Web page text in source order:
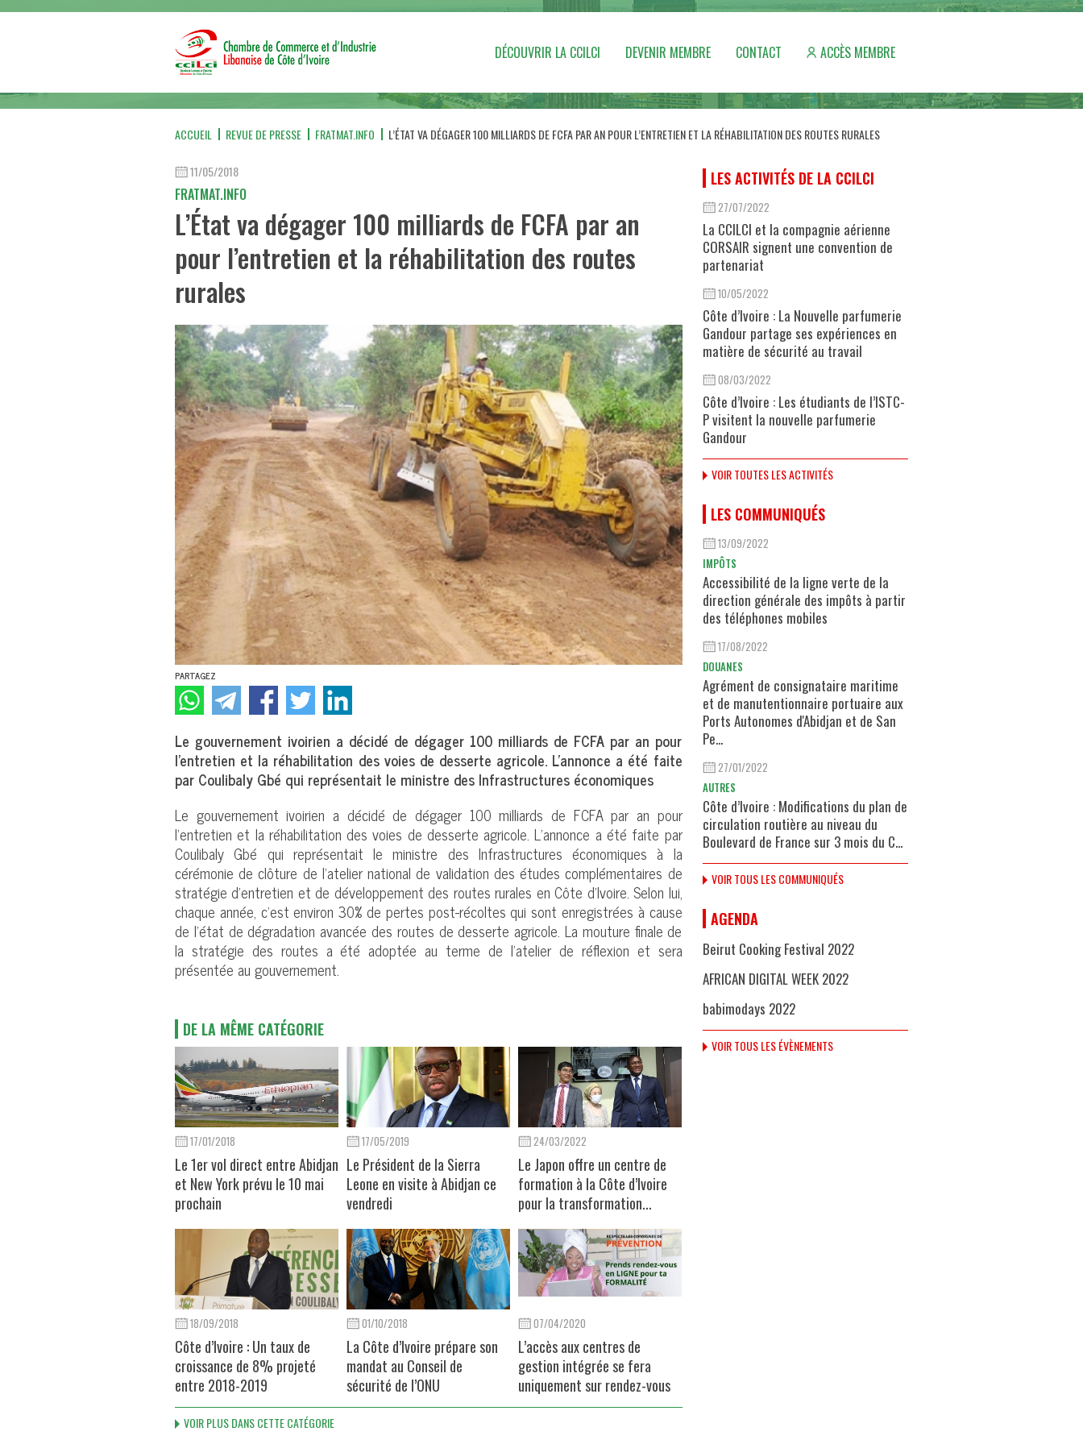
DÉCOUVRIR LA CCILCI DEVENIR MEMBRE CONTACT ACCÈS MEMBRE
ACCUEIL REVUE DE PRESSE FRATMAT.INFO L’ÉTAT VA DÉGAGER 100 MILLIARDS DE FCFA PAR AN POUR L’ENTRETIEN ET LA RÉHABILITATION DES ROUTES RURALES
11/05/2018
FRATMAT.INFO
L’État va dégager 100 milliards de FCFA par an
pour l’entretien et la réhabilitation des routes
rurales
PARTAGEZ
Le gouvernement ivoirien a décidé de dégager 100 milliards de FCFA par an pour
l’entretien et la réhabilitation des voies de desserte agricole. L’annonce a été faite
par Coulibaly Gbé qui représentait le ministre des Infrastructures économiques
Le gouvernement ivoirien a décidé de dégager 100 milliards de FCFA par an pour
l’entretien et la réhabilitation des voies de desserte agricole. L’annonce a été faite par
Coulibaly Gbé qui représentait le ministre des Infrastructures économiques à la
cérémonie de clôture de l’atelier national de validation des études complémentaires de
stratégie d’entretien et de développement des routes rurales en Côte d’Ivoire. Selon lui,
chaque année, c’est environ 30% de pertes post-récoltes qui sont enregistrées à cause
de l’état de dégradation avancée des routes de desserte agricole. La mouture finale de
la stratégie des routes a été adoptée au terme de l’atelier de réflexion et sera
présentée au gouvernement.
DE LA MÊME CATÉGORIE
17/01/2018
Le 1er vol direct entre Abidjan
et New York prévu le 10 mai
prochain
17/05/2019
Le Président de la Sierra
Leone en visite à Abidjan ce
vendredi
24/03/2022
Le Japon offre un centre de
formation à la Côte d’Ivoire
pour la transformation...
18/09/2018
Côte d’Ivoire : Un taux de
croissance de 8% projeté
entre 2018-2019
01/10/2018
La Côte d’Ivoire prépare son
mandat au Conseil de
sécurité de l’ONU
07/04/2020
L’accès aux centres de
gestion intégrée se fera
uniquement sur rendez-vous
VOIR PLUS DANS CETTE CATÉGORIE
LES ACTIVITÉS DE LA CCILCI
27/07/2022
La CCILCI et la compagnie aérienne
CORSAIR signent une convention de
partenariat
10/05/2022
Côte d’Ivoire : La Nouvelle parfumerie
Gandour partage ses expériences en
matière de sécurité au travail
08/03/2022
Côte d’Ivoire : Les étudiants de l’ISTC-
P visitent la nouvelle parfumerie
Gandour
VOIR TOUTES LES ACTIVITÉS
LES COMMUNIQUÉS
13/09/2022
IMPÔTS
Accessibilité de la ligne verte de la
direction générale des impôts à partir
des téléphones mobiles
17/08/2022
DOUANES
Agrément de consignataire maritime
et de manutentionnaire portuaire aux
Ports Autonomes d'Abidjan et de San
Pe...
27/01/2022
AUTRES
Côte d’Ivoire : Modifications du plan de
circulation routière au niveau du
Boulevard de France sur 3 mois du C...
VOIR TOUS LES COMMUNIQUÉS
AGENDA
Beirut Cooking Festival 2022
AFRICAN DIGITAL WEEK 2022
babimodays 2022
VOIR TOUS LES ÉVÈNEMENTS